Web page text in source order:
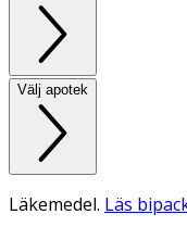
Välj apotek
Läkemedel. Läs